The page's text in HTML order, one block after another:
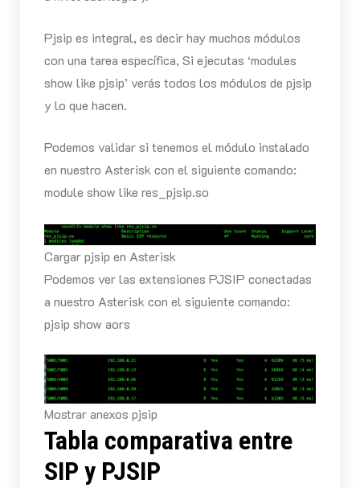
Pjsip es integral, es decir hay muchos módulos
con una tarea específica, Si ejecutas ‘modules
show like pjsip’ verás todos los módulos de pjsip
y lo que hacen.
Podemos validar si tenemos el módulo instalado
en nuestro Asterisk con el siguiente comando:
module show like res_pjsip.so
Cargar pjsip en Asterisk
Podemos ver las extensiones PJSIP conectadas
a nuestro Asterisk con el siguiente comando:
pjsip show aors
Mostrar anexos pjsip
Tabla comparativa entre
SIP y PJSIP